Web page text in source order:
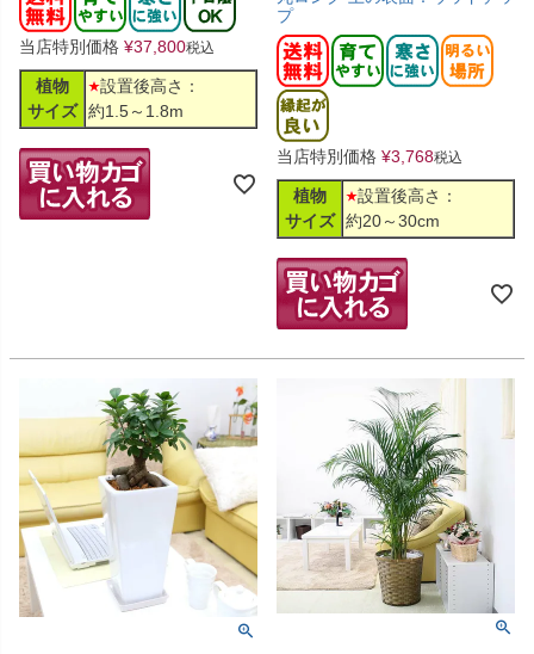
当店特別価格 ¥37,800税込
植物
サイズ
設置後高さ：
約1.5～1.8m
プ
当店特別価格 ¥3,768税込
植物
サイズ
設置後高さ：
約20～30cm